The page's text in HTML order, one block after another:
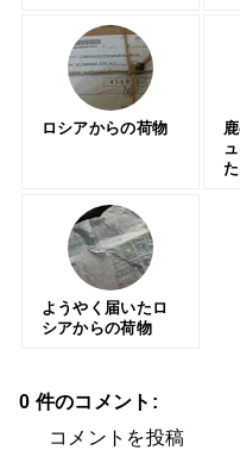
ロシアからの荷物
た
ようやく届いたロ
シアからの荷物
0 件のコメント:
コメントを投稿